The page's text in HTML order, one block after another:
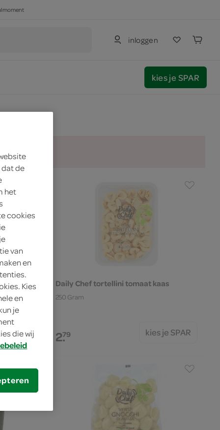
inloggen
kies je SPAR
je SPAR
Daily Chef tortellini tomaat kaas
250 Gram
2.79 kies je SPAR
de
het
cookies
van
en
Kies
en
je
die wij